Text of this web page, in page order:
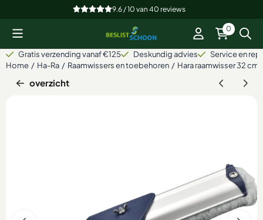
Cookievoorkeuren zijn beschikbaar. Kies instellingen of sta
9.6 / 10 van40 reviews
0
Gratis verzending vanaf €125 Deskundig advies
Service en
Home / Ha-Ra / Raamwissers en toebehoren / Hara raamwisser 32 cm
overzicht